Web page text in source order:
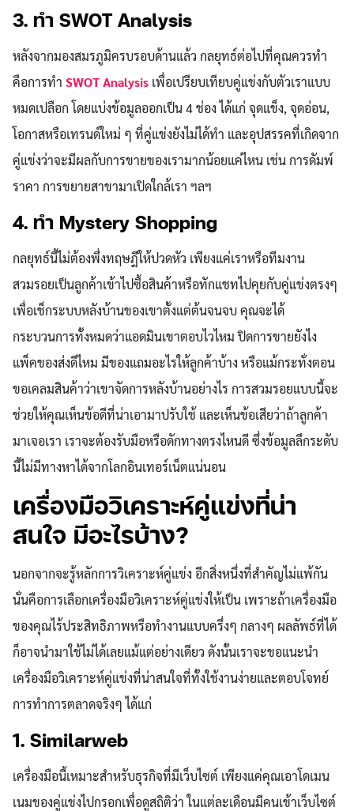
Search
for:
Search
3. ทำ SWOT Analysis
หลังจากมองสมรภูมิครบรอบด้านแล้ว กลยุทธ์ต่อไปที่คุณควรทำ
คือการทำ SWOT Analysis เพื่อเปรียบเทียบคู่แข่งกับตัวเราแบบ
หมดเปลือก โดยแบ่งข้อมูลออกเป็น 4 ช่อง ได้แก่ จุดแข็ง, จุดอ่อน,
โอกาสหรือเทรนด์ใหม่ ๆ ที่คู่แข่งยังไม่ได้ทำ และอุปสรรคที่เกิดจาก
คู่แข่งว่าจะมีผลกับการขายของเรามากน้อยแค่ไหน เช่น การดัมพ์
ราคา การขยายสาขามาเปิดใกล้เรา ฯลฯ
4. ทำ Mystery Shopping
กลยุทธ์นี้ไม่ต้องพึ่งทฤษฎีให้ปวดหัว เพียงแค่เราหรือทีมงาน
สวมรอยเป็นลูกค้าเข้าไปซื้อสินค้าหรือทักแชทไปคุยกับคู่แข่งตรงๆ
เพื่อเช็กระบบหลังบ้านของเขาตั้งแต่ต้นจนจบ คุณจะได้
กระบวนการทั้งหมดว่าแอดมินเขาตอบไวไหม ปิดการขายยังไง
แพ็คของส่งดีไหม มีของแถมอะไรให้ลูกค้าบ้าง หรือแม้กระทั่งตอน
ขอเคลมสินค้าว่าเขาจัดการหลังบ้านอย่างไร การสวมรอยแบบนี้จะ
ช่วยให้คุณเห็นข้อดีที่น่าเอามาปรับใช้ และเห็นข้อเสียว่าถ้าลูกค้า
มาเจอเรา เราจะต้องรับมือหรือดักทางตรงไหนดี ซึ่งข้อมูลลึกระดับ
นี้ไม่มีทางหาได้จากโลกอินเทอร์เน็ตแน่นอน
เครื่องมือวิเคราะห์คู่แข่งที่น่า
สนใจ มีอะไรบ้าง?
นอกจากจะรู้หลักการวิเคราะห์คู่แข่ง อีกสิ่งหนึ่งที่สำคัญไม่แพ้กัน
นั่นคือการเลือกเครื่องมือวิเคราะห์คู่แข่งให้เป็น เพราะถ้าเครื่องมือ
ของคุณไร้ประสิทธิภาพหรือทำงานแบบครึ่งๆ กลางๆ ผลลัพธ์ที่ได้
ก็อาจนำมาใช้ไม่ได้เลยแม้แต่อย่างเดียว ดังนั้นเราจะขอแนะนำ
เครื่องมือวิเคราะห์คู่แข่งที่น่าสนใจที่ทั้งใช้งานง่ายและตอบโจทย์
การทำการตลาดจริงๆ ได้แก่
1. Similarweb
เครื่องมือนี้เหมาะสำหรับธุรกิจที่มีเว็บไซต์ เพียงแค่คุณเอาโดเมน
เนมของคู่แข่งไปกรอกเพื่อดูสถิติว่า ในแต่ละเดือนมีคนเข้าเว็บไซต์